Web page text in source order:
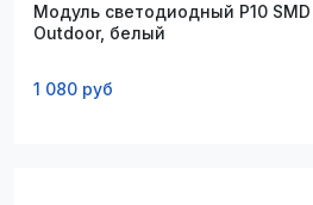
Модуль светодиодный P10 SMD
Outdoor, белый
1 080 руб